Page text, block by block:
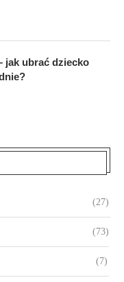
jak ubrać dziecko
(27)
(73)
(7)